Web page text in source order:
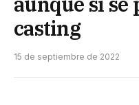
casting
15 de septiembre de 2022